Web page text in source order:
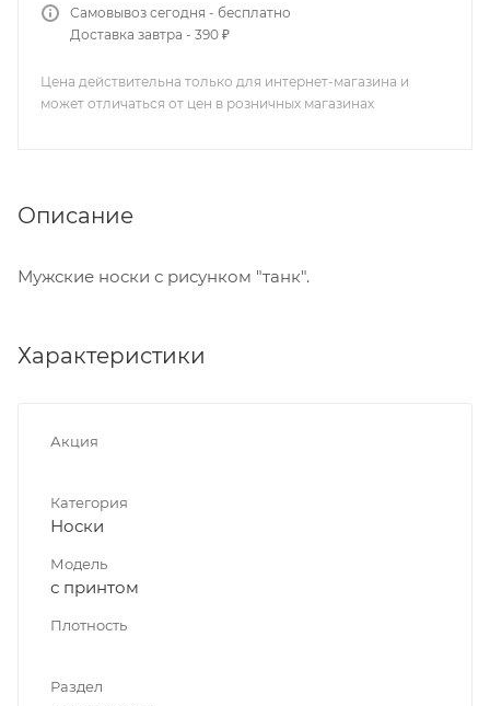
Самовывоз сегодня - бесплатно
Доставка завтра - 390 ₽
Цена действительна только для интернет-магазина и
может отличаться от цен в розничных магазинах
Описание
Мужские носки с рисунком "танк".
Характеристики
Акция
Категория
Носки
Модель
с принтом
Плотность
Раздел